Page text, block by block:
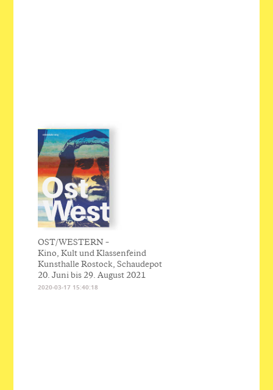
OST/WESTERN –
Kino, Kult und Klassenfeind
Kunsthalle Rostock, Schaudepot
20. Juni bis 29. August 2021
2020-03-17 15:40:18